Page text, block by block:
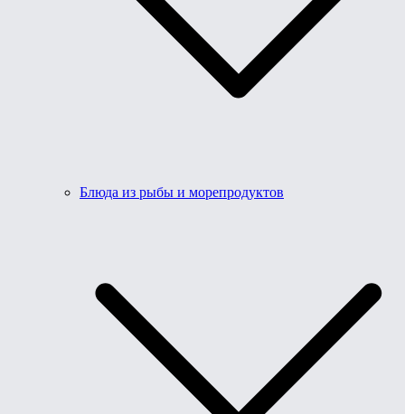
Блюда из рыбы и морепродуктов